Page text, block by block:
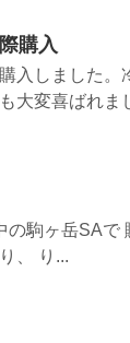
購入
入しました。
大変喜ばれま
駒ヶ岳SAで
、 り...